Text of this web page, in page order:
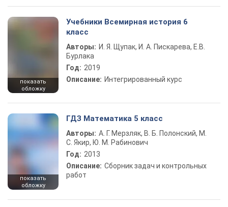
показать
обложку
Учебники Всемирная история 6
класс
Авторы: И. Я. Щупак, И. А. Пискарева, Е.В.
Бурлака
Год: 2019
Описание: Интегрированный курс
показать
обложку
ГДЗ Математика 5 класс
Авторы: А. Г. Мерзляк, В. Б. Полонский, М.
С. Якир, Ю. М. Рабинович
Год: 2013
Описание: Сборник задач и контрольных
работ